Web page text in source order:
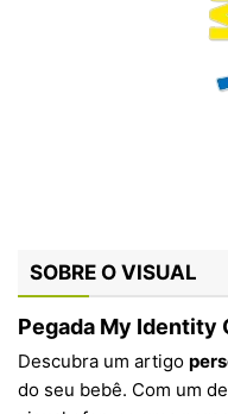
SOBRE O VISUAL
Pegada My Identity
Descubra um artigo
do seu bebê. Com um